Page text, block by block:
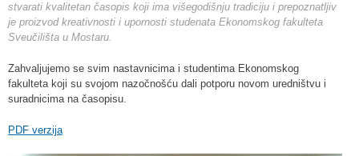
stvarati kvalitetan časopis koji ima višegodišnju tradiciju i prepoznatljiv
je proizvod kreativnosti i upornosti studenata Ekonomskog fakulteta
Sveučilišta u Mostaru.
Zahvaljujemo se svim nastavnicima i studentima Ekonomskog
fakulteta koji su svojom nazočnošću dali potporu novom uredništvu i
suradnicima na časopisu.
PDF verzija